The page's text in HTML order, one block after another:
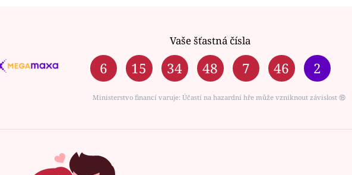
Vaše šťastná čísla
6 15 34 48 7 46 2
Ministerstvo financí varuje: Účastí na hazardní hře může vzniknout závislost ⑱